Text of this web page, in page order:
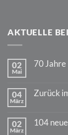
AKTUELLE
02
Mai
70
zu
70
04
März
Zurück
zu
Zurück
02
März
104